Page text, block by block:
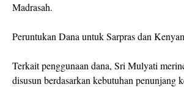
Madrasah.
Peruntukan Dana untuk Sarpras dan
Terkait penggunaan dana, Sri Mulyati
disusun berdasarkan kebutuhan penunjang